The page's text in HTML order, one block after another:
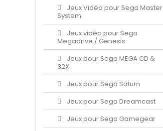
Jeux Vidéo pour Sega Master
System
Jeux vidéo pour Sega
Megadrive / Genesis
Jeux pour Sega MEGA CD &
32X
Jeux pour Sega Saturn
Jeux pour Sega Dreamcast
Jeux pour Sega Gamegear